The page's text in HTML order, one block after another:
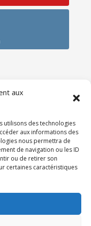
aux
utilisons des technologies
aux informations des
nous permettra de
de navigation ou les ID
ou de retirer son
certaines caractéristiques
Tarifs
Client